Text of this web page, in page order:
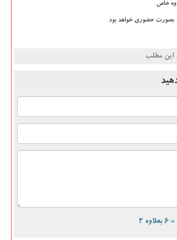
خاص
این مطلب
= ۶ بعلاوه ۲